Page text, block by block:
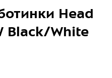
Head
Black/White